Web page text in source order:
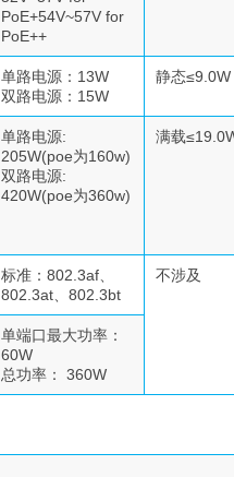
PoE+54V~57V for
PoE++
单路电源：13W
双路电源：15W
静态≤9.0W
单路电源:
205W(poe为160w)
双路电源:
420W(poe为360w)
满载
标准：802.3af、
802.3at、802.3bt
不涉及
单端口最大功率：
60W
总功率： 360W